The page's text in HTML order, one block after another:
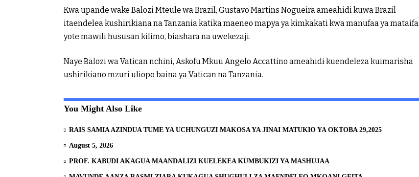
Kwa upande wake Balozi Mteule wa Brazil, Gustavo Martins Nogueira ameahidi kuwa Brazil
itaendelea kushirikiana na Tanzania katika maeneo mapya ya kimkakati kwa manufaa ya mataifa
yote mawili hususan kilimo, biashara na uwekezaji.
Naye Balozi wa Vatican nchini, Askofu Mkuu Angelo Accattino ameahidi kuendeleza kuimarisha
ushirikiano mzuri uliopo baina ya Vatican na Tanzania.
You Might Also Like
RAIS SAMIA AZINDUA TUME YA UCHUNGUZI MAKOSA YA JINAI MATUKIO YA OKTOBA 29,2025
August 5, 2026
PROF. KABUDI AKAGUA MAANDALIZI KUELEKEA KUMBUKIZI YA MASHUJAA